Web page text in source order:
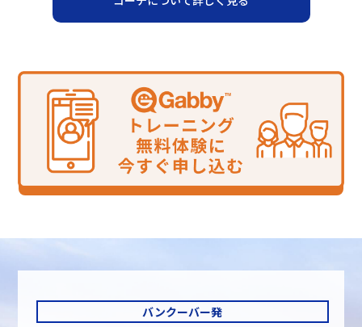
バンクーバー発